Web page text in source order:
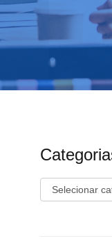
Categorias